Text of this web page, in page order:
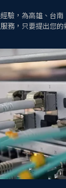
驗，為高雄、台
務，只要提出您